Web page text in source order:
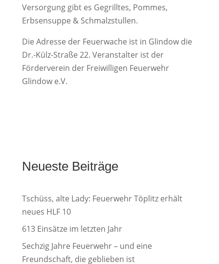
Versorgung gibt es Gegrilltes, Pommes,
Erbsensuppe & Schmalzstullen.
Die Adresse der Feuerwache ist in Glindow die
Dr.-Külz-Straße 22. Veranstalter ist der
Förderverein der Freiwilligen Feuerwehr
Glindow e.V.
Neueste Beiträge
Tschüss, alte Lady: Feuerwehr Töplitz erhält
neues HLF 10
613 Einsätze im letzten Jahr
Sechzig Jahre Feuerwehr – und eine
Freundschaft, die geblieben ist